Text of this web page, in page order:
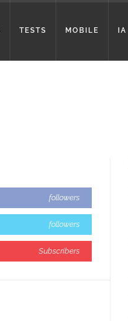
TESTS MOBILE IA
followers
followers
Subscribers